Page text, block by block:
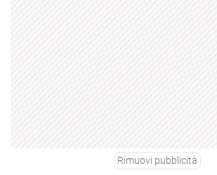
Rimuovi pubblicità